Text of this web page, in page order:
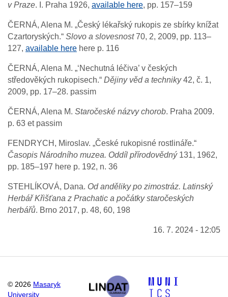
v Praze. I. Praha 1926, available here, pp. 157–159
ČERNÁ, Alena M. „Český lékařský rukopis ze sbírky knížat
Czartoryských.“ Slovo a slovesnost70, 2, 2009, pp. 113–
127, available here here p. 116
ČERNÁ, Alena M. „‘Nechutná léčiva’ v českých
středověkých rukopisech.“ Dějiny věd a techniky42, č. 1,
2009, pp. 17–28. passim
ČERNÁ, Alena M. Staročeské názvy chorob. Praha 2009.
p. 63 et passim
FENDRYCH, Miroslav. „České rukopisné rostlináře.“
Časopis Národního muzea. Oddíl přírodovědný131, 1962,
pp. 185–197 here p. 192, n. 36
STEHLÍKOVÁ, Dana. Od anděliky po zimostráz. Latinský
Herbář Křišťana z Prachatic a počátky staročeských
herbářů. Brno 2017, p. 48, 60, 198
16. 7. 2024 - 12:05
© 2026 Masaryk
University